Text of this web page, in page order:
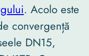
. Acolo este
convergență
DN15,